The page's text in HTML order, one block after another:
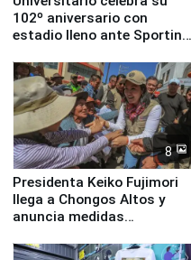
102º aniversario con
estadio lleno ante Sporting
8
Presidenta Keiko Fujimori
llega a Chongos Altos y
anuncia medidas
educación, salud y empleo